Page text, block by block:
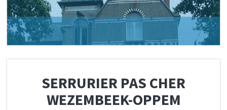
SERRURIER PAS CHER
WEZEMBEEK-OPPEM